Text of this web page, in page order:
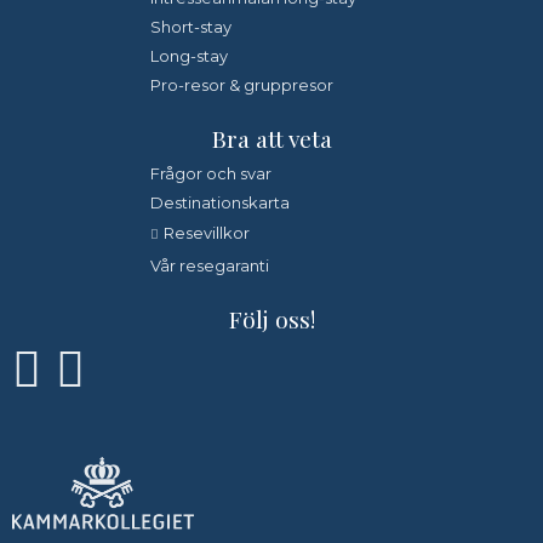
Short-stay
Long-stay
Pro-resor & gruppresor
Bra att veta
Frågor och svar
Destinationskarta
Resevillkor
Vår resegaranti
Följ oss!